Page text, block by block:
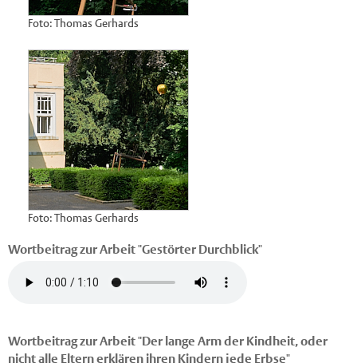
Foto: Thomas Gerhards
Foto: Thomas Gerhards
Wortbeitrag zur Arbeit "Gestörter Durchblick"
Wortbeitrag zur Arbeit "Der lange Arm der Kindheit, oder
nicht alle Eltern erklären ihren Kindern jede Erbse"